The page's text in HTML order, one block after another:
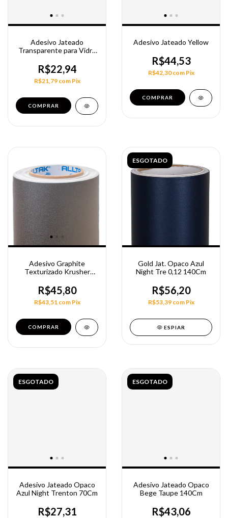
Adesivo Jateado
Transparente para Vidro
R$22,94
R$21,79 com Pix
COMPRAR
Adesivo Jateado Yellow
R$44,53
R$42,30com Pix
COMPRAR
Adesivo Graphite
Texturizado Krusher
R$45,80
R$43,51 com Pix
COMPRAR
ESGOTADO
Gold Jat. Opaco Azul
Night Tre 0,12 140Cm
R$56,20
R$53,39 com Pix
ESPIAR
ESGOTADO
Adesivo Jateado Opaco
Azul Night Trenton 70Cm
R$27,31
ESGOTADO
Adesivo Jateado Opaco
Bege Taupe 140Cm
R$43,06